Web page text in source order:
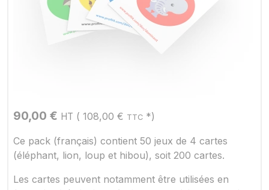
90,00 € HT ( 108,00 € TTC *)
Ce pack (français) contient 50 jeux de 4 cartes
(éléphant, lion, loup et hibou), soit 200 cartes.
Les cartes peuvent notamment être utilisées en